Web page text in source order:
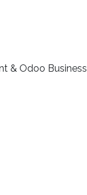
& Odoo Business